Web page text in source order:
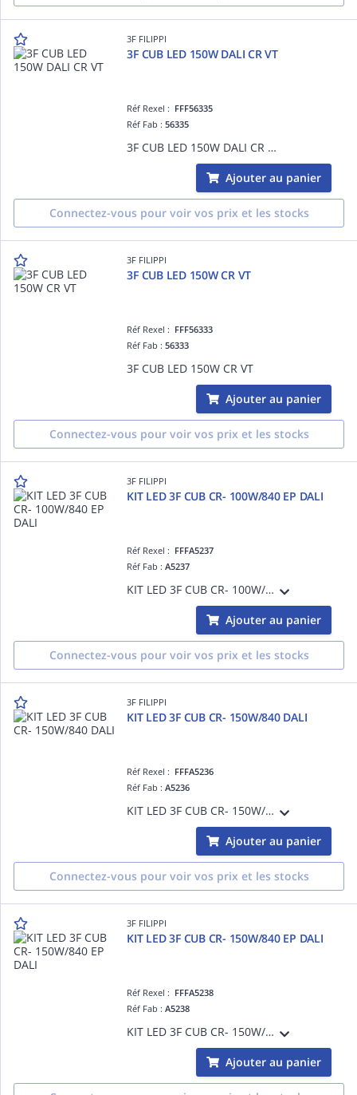
3F FILIPPI
3F CUB LED 150W DALI CR VT
Réf Rexel : FFF56335
Réf Fab :56335
3F CUB LED 150W DALI CR VT
Ajouter au panier
Connectez-vous pour voir vos prix et les stocks
3F FILIPPI
3F CUB LED 150W CR VT
Réf Rexel : FFF56333
Réf Fab :56333
3F CUB LED 150W CR VT
Ajouter au panier
Connectez-vous pour voir vos prix et les stocks
3F FILIPPI
KIT LED 3F CUB CR- 100W/840 EP DALI
Réf Rexel : FFFA5237
Réf Fab :A5237
KIT LED 3F CUB CR- 100W/840 EP DALI
Ajouter au panier
Connectez-vous pour voir vos prix et les stocks
3F FILIPPI
KIT LED 3F CUB CR- 150W/840 DALI
Réf Rexel : FFFA5236
Réf Fab :A5236
KIT LED 3F CUB CR- 150W/840 DALI
Ajouter au panier
Connectez-vous pour voir vos prix et les stocks
3F FILIPPI
KIT LED 3F CUB CR- 150W/840 EP DALI
Réf Rexel : FFFA5238
Réf Fab :A5238
KIT LED 3F CUB CR- 150W/840 EP DALI
Ajouter au panier